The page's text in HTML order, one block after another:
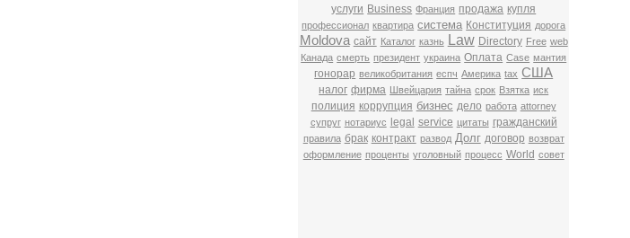
услуги Business Франция продажа купля
профессионал квартира система Конституция дорога
Moldova сайт Каталог казнь Law Directory Free web
Канада смерть президент украина Оплата Case мантия
гонорар великобритания еспч Америка tax США
налог фирма Швейцария тайна срок Взятка иск
полиция коррупция бизнес дело работа attorney
супруг нотариус legal service цитаты гражданский
правила брак контракт развод Долг договор возврат
оформление проценты уголовный процесс World совет